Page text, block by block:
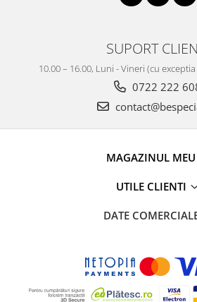
SUPORT
10.00 – 16.00, Luni - Vineri (cu
0722 222
MAGAZINUL MEU
UTILE CLIENTI
DATE